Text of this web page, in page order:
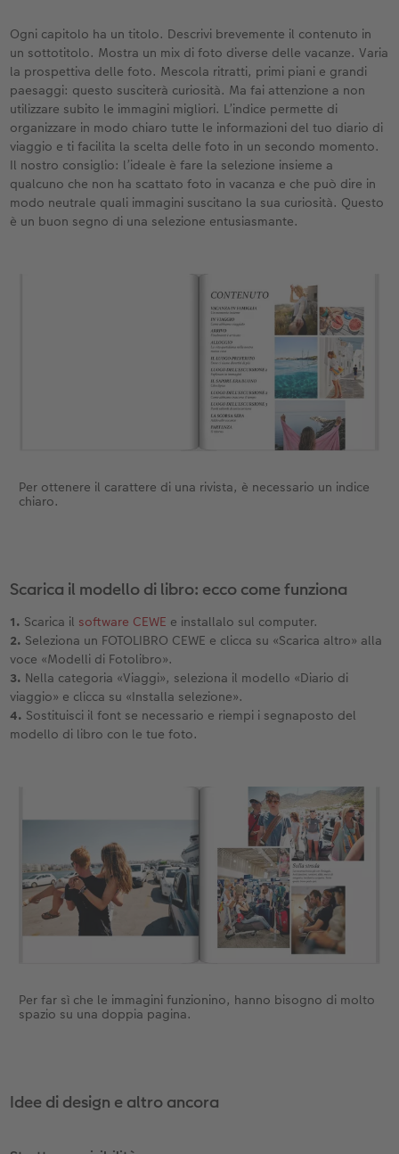
Ogni capitolo ha un titolo. Descrivi brevemente il contenuto in
un sottotitolo. Mostra un mix di foto diverse delle vacanze. Varia
la prospettiva delle foto. Mescola ritratti, primi piani e grandi
paesaggi: questo susciterà curiosità. Ma fai attenzione a non
utilizzare subito le immagini migliori. L’indice permette di
organizzare in modo chiaro tutte le informazioni del tuo diario di
viaggio e ti facilita la scelta delle foto in un secondo momento.
Il nostro consiglio: l’ideale è fare la selezione insieme a
qualcuno che non ha scattato foto in vacanza e che può dire in
modo neutrale quali immagini suscitano la sua curiosità. Questo
è un buon segno di una selezione entusiasmante.
Per ottenere il carattere di una rivista, è necessario un indice
chiaro.
Scarica il modello di libro: ecco come funziona
1. Scarica il software CEWE e installalo sul computer.
2. Seleziona un FOTOLIBRO CEWE e clicca su «Scarica altro» alla
voce «Modelli di Fotolibro».
3. Nella categoria «Viaggi», seleziona il modello «Diario di
viaggio» e clicca su «Installa selezione».
4. Sostituisci il font se necessario e riempi i segnaposto del
modello di libro con le tue foto.
Per far sì che le immagini funzionino, hanno bisogno di molto
spazio su una doppia pagina.
Idee di design e altro ancora